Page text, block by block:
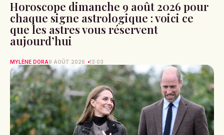
Horoscope dimanche 9 août 2026 pour
chaque signe astrologique : voici ce
que les astres vous réservent
aujourd’hui
MYLÈNE DORA9 AOÛT 2026 13:03